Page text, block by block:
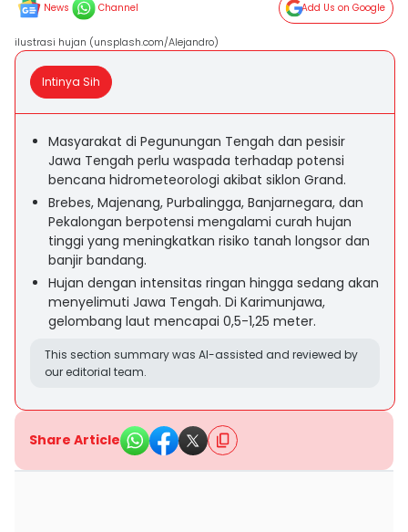
News Channel Add Us on Google
ilustrasi hujan (unsplash.com/Alejandro)
Intinya Sih
Masyarakat di Pegunungan Tengah dan pesisir
Jawa Tengah perlu waspada terhadap potensi
bencana hidrometeorologi akibat siklon Grand.
Brebes, Majenang, Purbalingga, Banjarnegara, dan
Pekalongan berpotensi mengalami curah hujan
tinggi yang meningkatkan risiko tanah longsor dan
banjir bandang.
Hujan dengan intensitas ringan hingga sedang akan
menyelimuti Jawa Tengah. Di Karimunjawa,
gelombang laut mencapai 0,5-1,25 meter.
This section summary was AI-assisted and reviewed by
our editorial team.
Share Article